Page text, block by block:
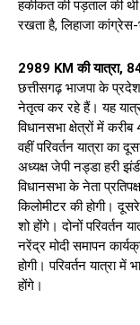
हकीकत की पड़ताल की
रखता है, लिहाजा
2989 KM की यात्रा,
छत्तीसगढ़ भाजपा के
नेतृत्व कर रहे हैं। यह
विधानसभा क्षेत्रों में
वहीं परिवर्तन यात्रा
अध्यक्ष जेपी नड्डा हरी
विधानसभा के नेता
किलोमीटर की होगी।
शो होंगे। दोनों परिवर्तन
नरेंद्र मोदी समापन
होगी। परिवर्तन यात्रा
होंगे।